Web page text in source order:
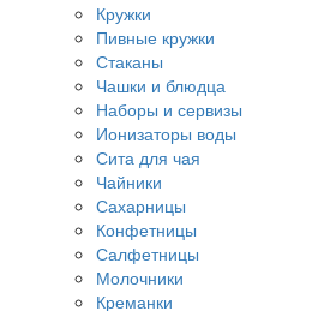
Кружки
Пивные кружки
Стаканы
Чашки и блюдца
Наборы и сервизы
Ионизаторы воды
Сита для чая
Чайники
Сахарницы
Конфетницы
Салфетницы
Молочники
Креманки